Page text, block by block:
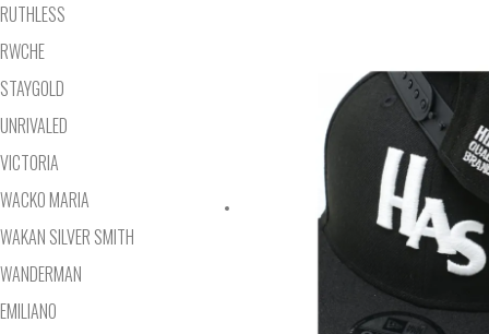
RUTHLESS
RWCHE
STAYGOLD
UNRIVALED
VICTORIA
WACKO MARIA
WAKAN SILVER SMITH
WANDERMAN
EMILIANO